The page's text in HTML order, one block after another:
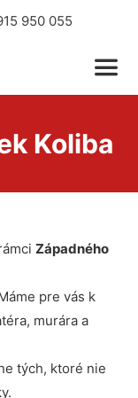
950 055
Koliba
Západného
pre vás k
murára a
tých, ktoré nie